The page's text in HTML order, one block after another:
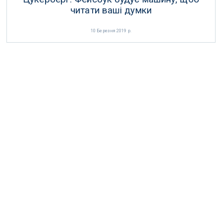
читати ваші думки
10 Березня 2019 р.